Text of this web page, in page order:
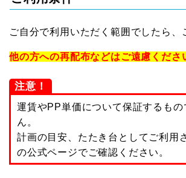
ご自分で利用いただく範囲でしたら、
他の方への再配布などはご遠慮くださ
運賃やPP単価について保証するもの
ん。
計画の目安、たたき台としてご利用
の公式ページでご確認ください。
注意！